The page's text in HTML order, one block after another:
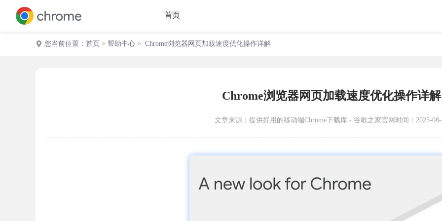
首页
您当前位置： 首页 > 帮助中心 > Chrome浏览器网页加载速度优化操作详解
Chrome浏览器网页加载速度优化操作详解
文章来源： 提供好用的移动端Chrome下载库 - 谷歌之家官网 时间：2025-